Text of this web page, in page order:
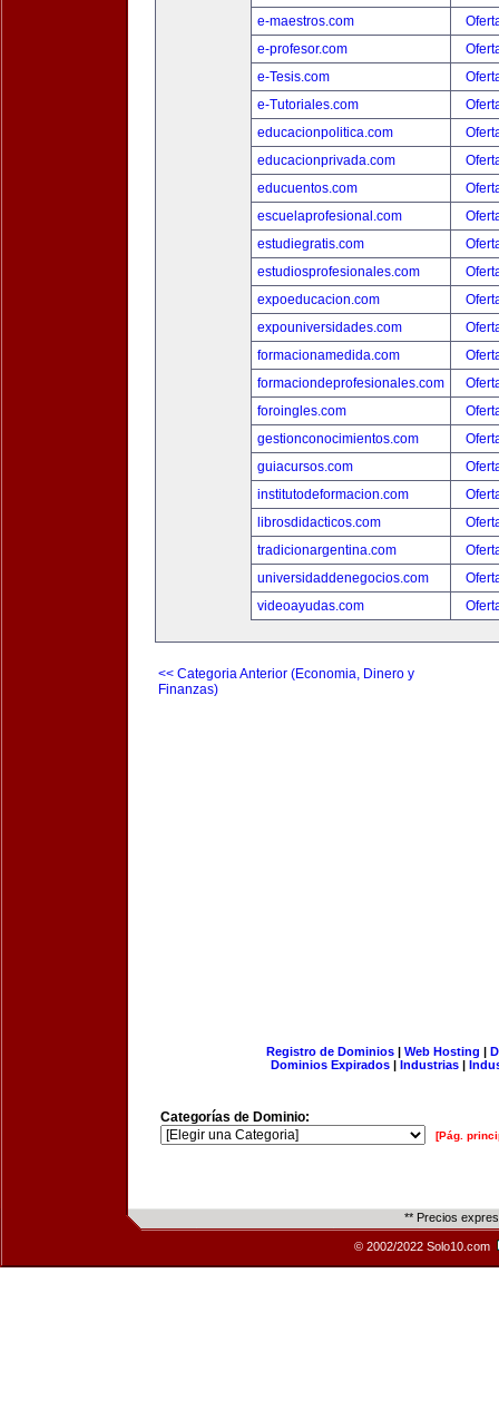
e-maestros.com
e-profesor.com
e-Tesis.com
e-Tutoriales.com
educacionpolitica.com
educacionprivada.com
educuentos.com
escuelaprofesional.com
estudiegratis.com
estudiosprofesionales.com
expoeducacion.com
expouniversidades.com
formacionamedida.com
formaciondeprofesionales.com
foroingles.com
gestionconocimientos.com
guiacursos.com
institutodeformacion.com
librosdidacticos.com
tradicionargentina.com
universidaddenegocios.com
videoayudas.com
<< Categoria Anterior (Economia, Dinero y
Finanzas)
Registro de Dominios| Web Hosting |
Dominios Expirados | Industrias |
Categorías de Dominio:
[Pág.
** Precios
© 2002/2022 Solo10.com